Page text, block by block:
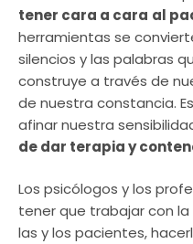
tener cara a cara al
herramientas se
silencios y las palabras
construye a través de
de nuestra constancia.
afinar nuestra
de dar terapia y
Los psicólogos y los
tener que trabajar con
las y los pacientes,